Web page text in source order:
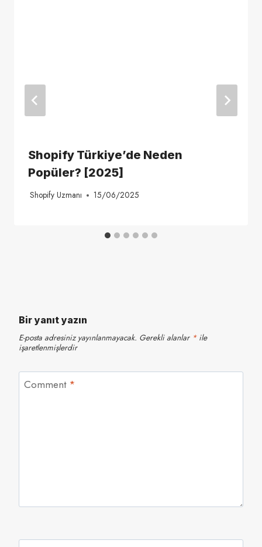
Shopify Türkiye’de Neden
Popüler? [2025]
Shopify Uzmanı 15/06/2025
Bir yanıt yazın
E-posta adresiniz yayınlanmayacak. Gerekli alanlar *ile
işaretlenmişlerdir
Comment *